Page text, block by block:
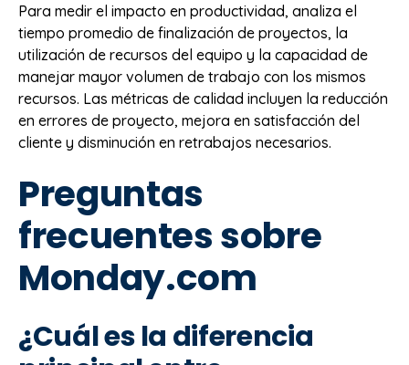
Para medir el impacto en productividad, analiza el
tiempo promedio de finalización de proyectos, la
utilización de recursos del equipo y la capacidad de
manejar mayor volumen de trabajo con los mismos
recursos. Las métricas de calidad incluyen la reducción
en errores de proyecto, mejora en satisfacción del
cliente y disminución en retrabajos necesarios.
Preguntas
frecuentes sobre
Monday.com
¿Cuál es la diferencia